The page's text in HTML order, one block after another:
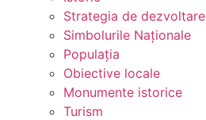
Strategia de dezvoltare
Simbolurile Naționale
Populația
Obiective locale
Monumente istorice
Turism